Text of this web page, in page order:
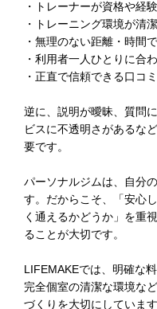
・トレーナーが資格や経
・トレーニング環境が清
・無理のない距離・時間
・利用者一人ひとりに合
・正直で信頼できる口コ
逆に、説明が曖昧、質問
ビスに不透明さがあるな
要です。
パーソナルジムは、自分
す。だからこそ、「安心
く通えるかどうか」を重
ることが大切です。
LIFEMAKEでは、明確な
完全個室の清潔な環境な
づくりを大切にしていま